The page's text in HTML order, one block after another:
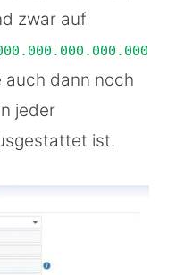
zwar auf
auch dann noch
jeder
ist.